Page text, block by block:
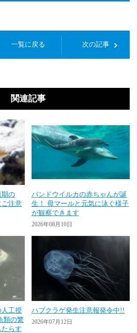
一覧に戻る 次の記事
関連記事
期の
ご注意
バンドウイルカの赤ちゃんが誕
生！ 母マールと元気に泳ぐ様子
が観察できます
2026年08月10日
工授
類の繁
らす
ハブクラゲ発生注意報発令中!!
2026年07月12日